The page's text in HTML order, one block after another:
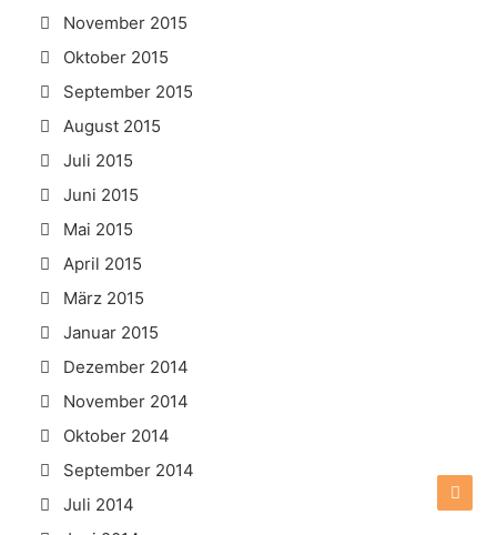
November 2015
Oktober 2015
September 2015
August 2015
Juli 2015
Juni 2015
Mai 2015
April 2015
März 2015
Januar 2015
Dezember 2014
November 2014
Oktober 2014
September 2014
Juli 2014